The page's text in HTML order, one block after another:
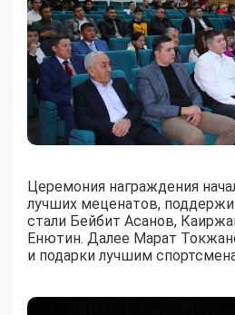
Церемония награждения
лучших меценатов,
стали Бейбит Асанов,
Енютин. Далее Марат
и подарки лучшим